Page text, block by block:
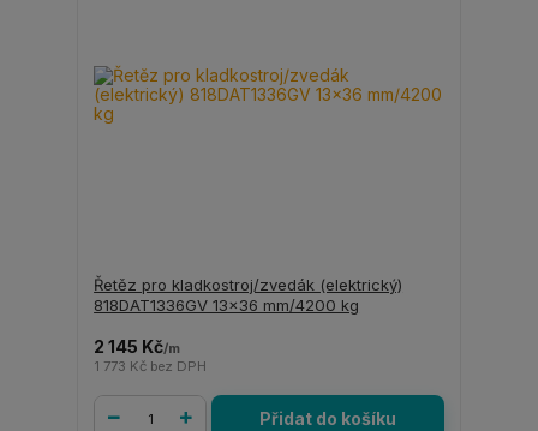
Řetěz pro kladkostroj/zvedák (elektrický)
818DAT1336GV 13x36 mm/4200 kg
2 145 Kč/m
1 773 Kč bez DPH
Přidat do košíku